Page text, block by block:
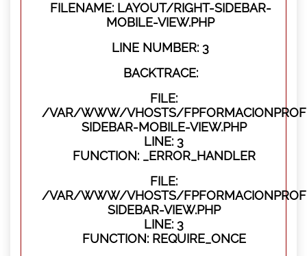
FILENAME: LAYOUT/RIGHT-SIDEBAR-
MOBILE-VIEW.PHP
LINE NUMBER: 3
BACKTRACE:
FILE:
/VAR/WWW/VHOSTS/
SIDEBAR-MOBILE-VIEW.PHP
LINE: 3
FUNCTION: _ERROR_HANDLER
FILE:
/VAR/WWW/VHOSTS/
SIDEBAR-VIEW.PHP
LINE: 3
FUNCTION: REQUIRE_ONCE